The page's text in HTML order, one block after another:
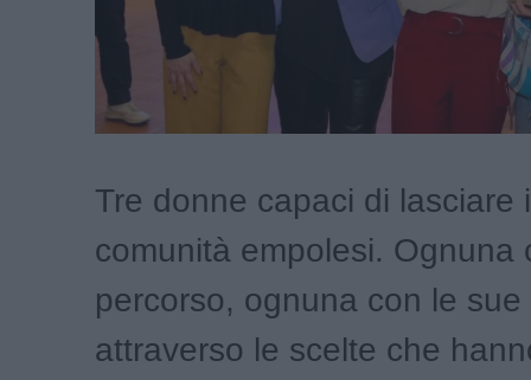
Tre donne capaci di lasciare
comunità empolesi. Ognuna
percorso, ognuna con le
attraverso le scelte che